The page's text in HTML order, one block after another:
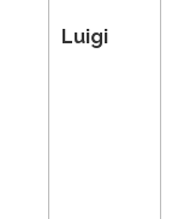
Luigi